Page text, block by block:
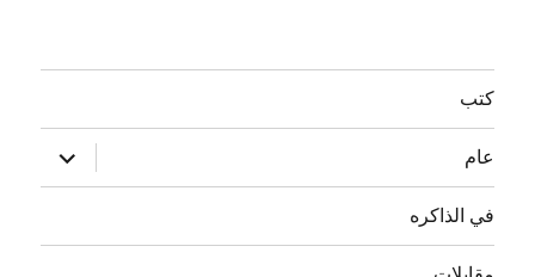
كتب
عام
توسيع
القائمة
الفرعية
في الذاكره